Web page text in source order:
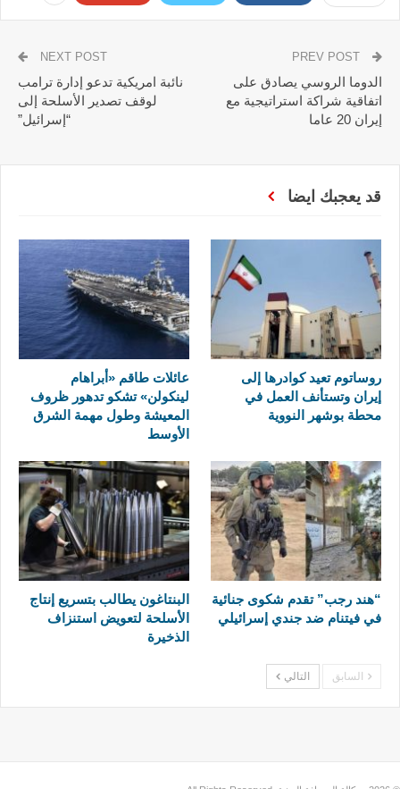
الدوما الروسي يصادق على
اتفاقية شراكة استراتيجية مع
إيران 20 عاما
NEXT POST
نائبة امريكية تدعو إدارة ترامب
لوقف تصدير الأسلحة إلى
“إسرائيل”
قد يعجبك ايضا
روساتوم تعيد كوادرها إلى
إيران وتستأنف العمل في
محطة بوشهر النووية
عائلات طاقم «أبراهام
لينكولن» تشكو تدهور ظروف
المعيشة وطول مهمة الشرق
الأوسط
“هند رجب” تقدم شكوى جنائية
في فيتنام ضد جندي إسرائيلي
البنتاغون يطالب بتسريع إنتاج
الأسلحة لتعويض استنزاف
الذخيرة
السابق التالي